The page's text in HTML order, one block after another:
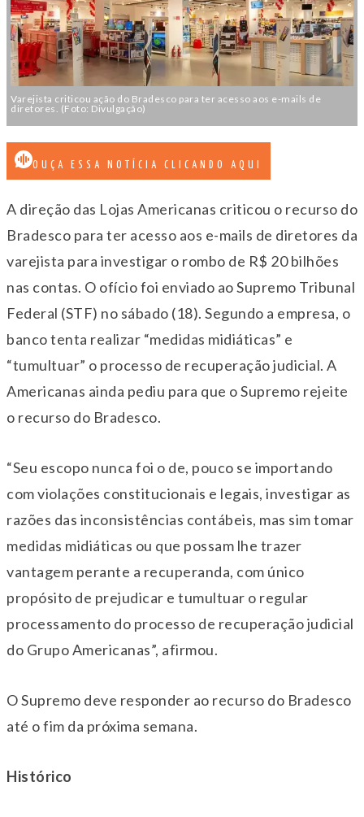
Varejista criticou ação do Bradesco para ter acesso aos e-mails de
diretores. (Foto: Divulgação)
OUÇA ESSA NOTÍCIA CLICANDO AQUI
A direção das Lojas Americanas criticou o recurso do
Bradesco para ter acesso aos e-mails de diretores da
varejista para investigar o rombo de R$ 20 bilhões
nas contas. O ofício foi enviado ao Supremo Tribunal
Federal (STF) no sábado (18). Segundo a empresa, o
banco tenta realizar “medidas midiáticas” e
“tumultuar” o processo de recuperação judicial. A
Americanas ainda pediu para que o Supremo rejeite
o recurso do Bradesco.
“Seu escopo nunca foi o de, pouco se importando
com violações constitucionais e legais, investigar as
razões das inconsistências contábeis, mas sim tomar
medidas midiáticas ou que possam lhe trazer
vantagem perante a recuperanda, com único
propósito de prejudicar e tumultuar o regular
processamento do processo de recuperação judicial
do Grupo Americanas”, afirmou.
O Supremo deve responder ao recurso do Bradesco
até o fim da próxima semana.
Histórico